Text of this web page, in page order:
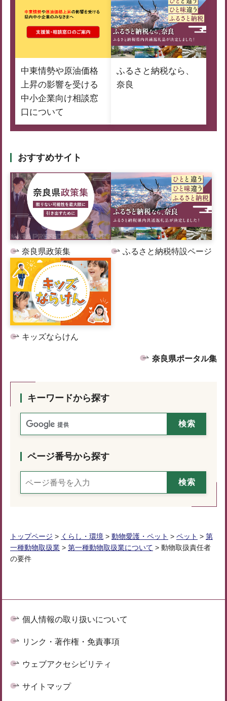
中東情勢や原油価格
上昇の影響を受ける
中小企業向け相談窓
口について
ふるさと納税なら、
奈良
おすすめサイト
奈良県政策集 ふるさと納税特設ページ
キッズならけん
奈良県ポータル集
キーワードから探す
ページ番号から探す
トップページ > くらし・環境 > 動物愛護・ペット > ペット > 第
一種動物取扱業 > 第一種動物取扱業について > 動物取扱責任者
の要件
個人情報の取り扱いについて
リンク・著作権・免責事項
ウェブアクセシビリティ
サイトマップ